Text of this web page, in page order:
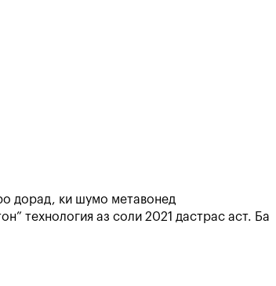
дорад, ки шумо метавонед
технология аз соли 2021 дастрас аст. Ба